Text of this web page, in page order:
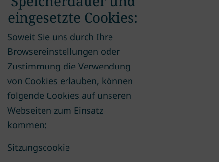
eingesetzte Cookies:
Soweit Sie uns durch Ihre
Browsereinstellungen oder
Zustimmung die Verwendung
von Cookies erlauben, können
folgende Cookies auf unseren
Webseiten zum Einsatz
kommen:
Sitzungscookie